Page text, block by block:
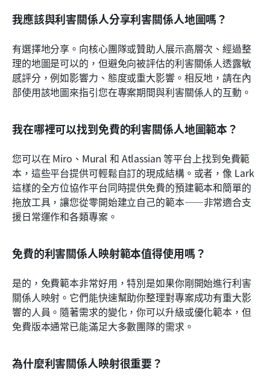
我應該與利害關係人分享利害關係人地圖嗎？
有選擇地分享。向核心團隊或贊助人展示高層次、經過整
理的地圖是可以的，但避免向被評估的利害關係人透露敏
感評分，例如影響力、態度或重大影響。相反地，請在內
部使用該地圖來指引您在專案期間與利害關係人的互動。
我在哪裡可以找到免費的利害關係人地圖範本？
您可以在 Miro、Mural 和 Atlassian 等平台上找到免費範
本，這些平台提供可輕鬆自訂的現成結構。或者，像 Lark
這樣的全方位協作平台同時提供免費的預建範本和簡單的
拖放工具，讓您從零開始建立自己的範本——非常適合支
援日常運作和各類專案。
免費的利害關係人映射範本值得使用嗎？
是的，免費範本非常好用，特別是如果你剛開始進行利害
關係人映射。它們能快速幫助你整理對專案成功有重大影
響的人員。隨著需求的變化，你可以升級或優化範本，但
免費版本通常已能滿足大多數團隊的需求。
為什麼利害關係人映射很重要？